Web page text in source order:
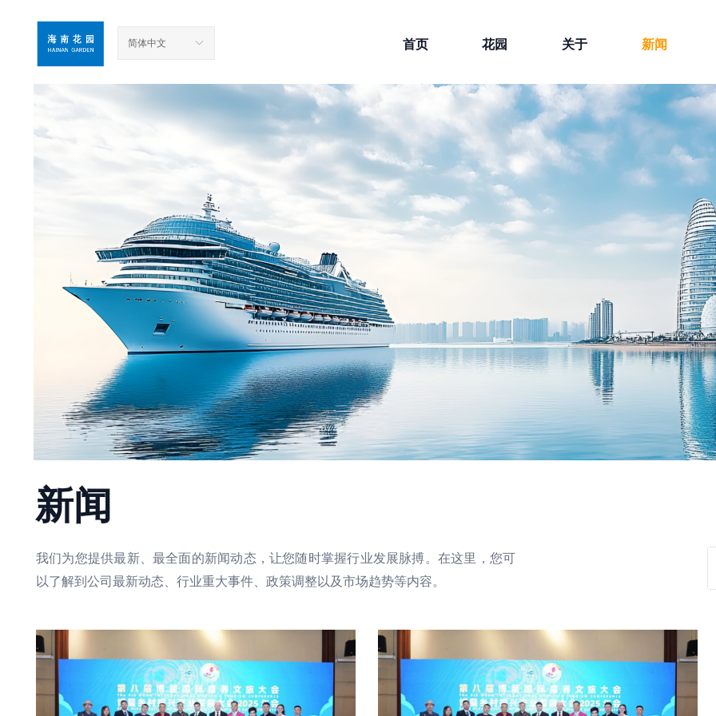
首页 花园 关于 新闻
ꀅ
简体中文
新闻
我们为您提供最新、最全面的新闻动态，让您随时掌握行业发展脉搏。在这里，您可
以了解到公司最新动态、行业重大事件、政策调整以及市场趋势等内容。